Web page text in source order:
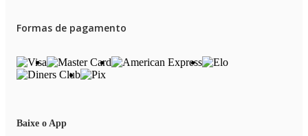
Formas de pagamento
Baixe o App